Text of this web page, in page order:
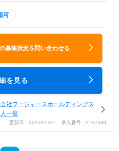
可
募集状況を問い合わせる
を見る
社フージャースホールディングス
一覧
更新日：2025/05/12 求人番号：9737630